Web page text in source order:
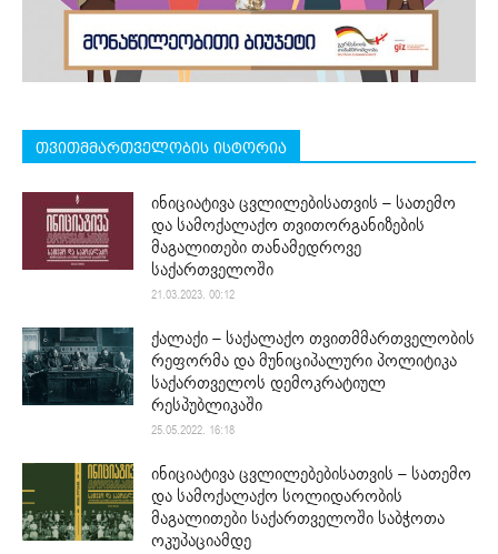
თვითმმართველობის ისტორია
ინიციატივა ცვლილებისათვის – სათემო
და სამოქალაქო თვითორგანიზების
მაგალითები თანამედროვე
საქართველოში
21.03.2023. 00:12
ქალაქი – საქალაქო თვითმმართველობის
რეფორმა და მუნიციპალური პოლიტიკა
საქართველოს დემოკრატიულ
რესპუბლიკაში
25.05.2022. 16:18
ინიციატივა ცვლილებებისათვის – სათემო
და სამოქალაქო სოლიდარობის
მაგალითები საქართველოში საბჭოთა
ოკუპაციამდე